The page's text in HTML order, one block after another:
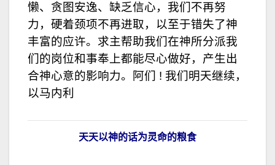
懒、贪图安逸、缺乏信心，我们不再努
力，硬着颈项不再进取，以至于错失了神
丰富的应许。求主帮助我们在神所分派我
们的岗位和事奉上都能尽心做好，产生出
合神心意的影响力。阿们 ! 我们明天继续，
以马内利
天天以神的话为灵命的粮食